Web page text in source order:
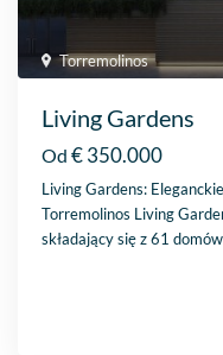
Torremolinos
Living Gardens
Od € 350.000
Living Gardens:
Torremolinos Living
składający się z 61